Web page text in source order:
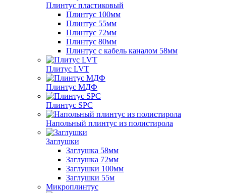
Плинтус пластиковый
Плинтус 100мм
Плинтус 55мм
Плинтус 72мм
Плинтус 80мм
Плинтус с кабель каналом 58мм
Плитус LVT
Плинтус МДФ
Плинтус SPC
Напольный плинтус из полистирола
Заглушки
Заглушка 58мм
Заглушка 72мм
Заглушки 100мм
Заглушки 55м
Микроплинтус